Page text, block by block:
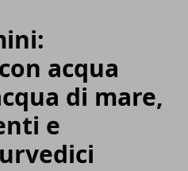
acqua
di mare,
e